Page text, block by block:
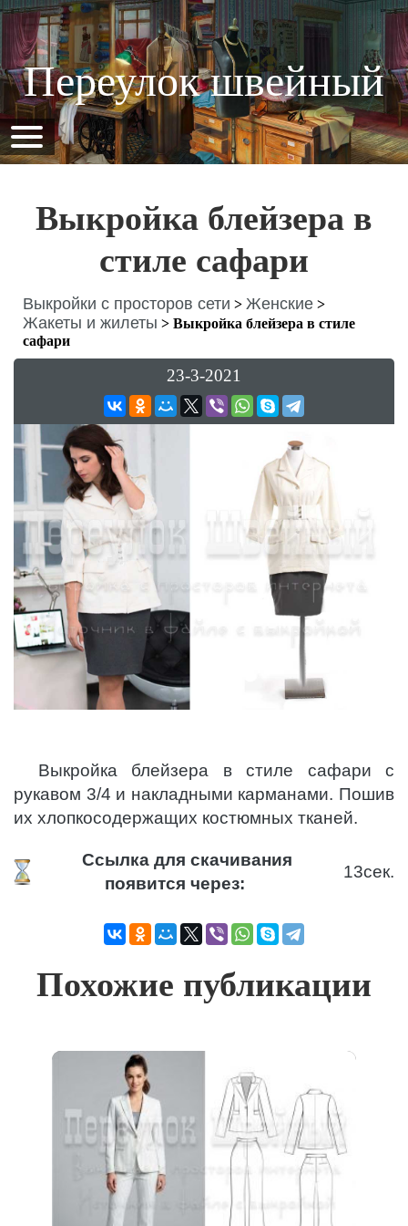
Переулок швейный
Выкройка блейзера в
стиле сафари
Выкройки с просторов сети > Женские >
Жакеты и жилеты > Выкройка блейзера в стиле
сафари
23-3-2021
Выкройка блейзера в стиле сафари с
рукавом 3/4 и накладными карманами. Пошив
их хлопкосодержащих костюмных тканей.
Ссылка для скачивания
появится через:
13сек.
Похожие публикации